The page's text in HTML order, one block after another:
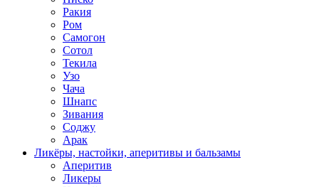
Ракия
Ром
Самогон
Сотол
Текила
Узо
Чача
Шнапс
Зивания
Соджу
Арак
Ликёры, настойки, аперитивы и бальзамы
Аперитив
Ликеры